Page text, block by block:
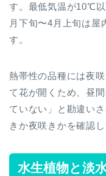
す。最低気温が10℃
月下旬〜4月上旬は屋
す。
熱帯性の品種には夜
て花が開くため、昼
ていない」と勘違い
きか夜咲きかを確認
水生植物と淡